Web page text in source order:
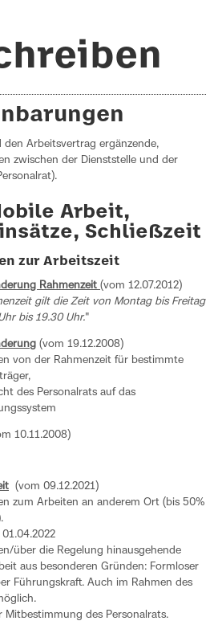
den Arbeitsvertrag ergänzende,
zwischen der Dienststelle und der
Arbeit,
Schließzeit
zur Arbeitszeit
Rahmenzeit (vom 12.07.2012)
gilt die Zeit von Montag bis Freitag
bis 19.30 Uhr."
(vom 19.12.2008)
von der Rahmenzeit für bestimmte
des Personalrats auf das
10.11.2008)
(vom 09.12.2021)
zum Arbeiten an anderem Ort (bis 50%
über die Regelung hinausgehende
aus besonderen Gründen: Formloser
Führungskraft. Auch im Rahmen des
Mitbestimmung des Personalrats.